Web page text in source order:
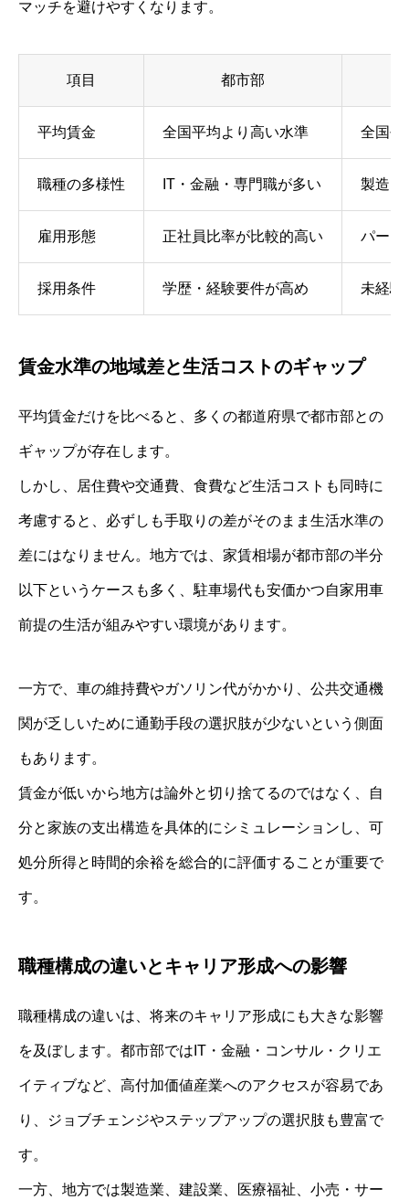
マッチを避けやすくなります。
項目 都市部
平均賃金 全国平均より高い水準 全国平
職種の多様性 IT・金融・専門職が多い 製造・
雇用形態 正社員比率が比較的高い パート
採用条件 学歴・経験要件が高め 未経験
賃金水準の地域差と生活コストのギャップ
平均賃金だけを比べると、多くの都道府県で都市部との
ギャップが存在します。
しかし、居住費や交通費、食費など生活コストも同時に
考慮すると、必ずしも手取りの差がそのまま生活水準の
差にはなりません。地方では、家賃相場が都市部の半分
以下というケースも多く、駐車場代も安価かつ自家用車
前提の生活が組みやすい環境があります。
一方で、車の維持費やガソリン代がかかり、公共交通機
関が乏しいために通勤手段の選択肢が少ないという側面
もあります。
賃金が低いから地方は論外と切り捨てるのではなく、自
分と家族の支出構造を具体的にシミュレーションし、可
処分所得と時間的余裕を総合的に評価することが重要で
す。
職種構成の違いとキャリア形成への影響
職種構成の違いは、将来のキャリア形成にも大きな影響
を及ぼします。都市部ではIT・金融・コンサル・クリエ
イティブなど、高付加価値産業へのアクセスが容易であ
り、ジョブチェンジやステップアップの選択肢も豊富で
す。
一方、地方では製造業、建設業、医療福祉、小売・サー